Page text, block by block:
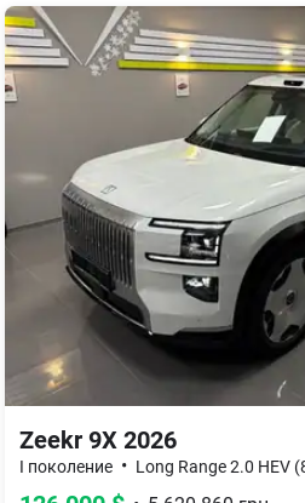
Zeekr 9X 2026
I поколение • Long Range 2.0 HEV